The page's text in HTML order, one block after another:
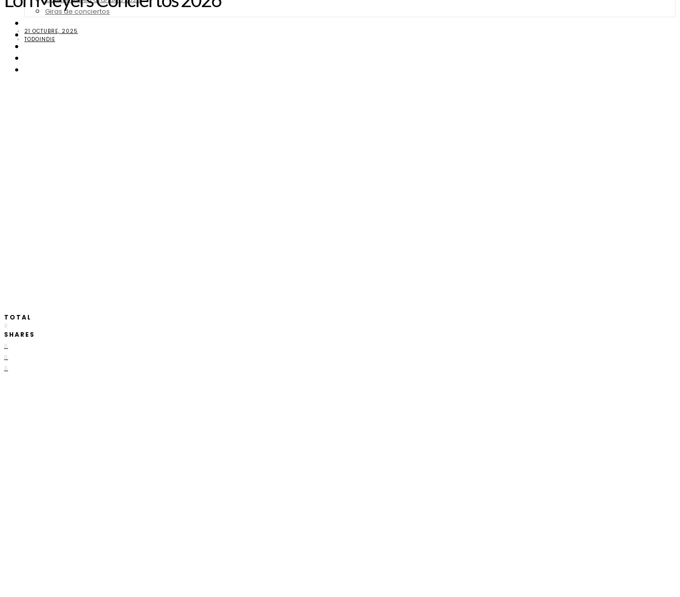
Giras de conciertos
Bandas Sonoras
21 OCTUBRE, 2025
TODOINDIE
TOTAL
0
SHARES
0
0
0